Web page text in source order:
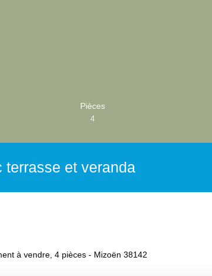
Pièces
4
terrasse et veranda
à vendre, 4 pièces - Mizoën 38142